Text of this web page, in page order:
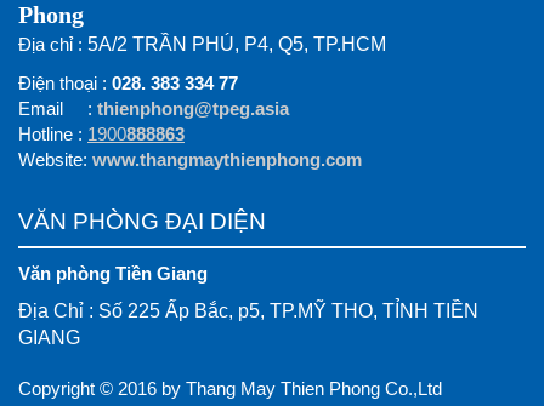
Phong
Địa chỉ : 5A/2 TRẦN PHÚ, P4, Q5, TP.HCM
Điện thoại : 028. 383 334 77
Email : thienphong@tpeg.asia
Hotline : 1900888863
Website: www.thangmaythienphong.com
VĂN PHÒNG ĐẠI DIỆN
Văn phòng Tiền Giang
Địa Chỉ : Số 225 Ấp Bắc, p5, TP.MỸ THO, TỈNH TIỀN
GIANG
Copyright © 2016 by Thang May Thien Phong Co.,Ltd